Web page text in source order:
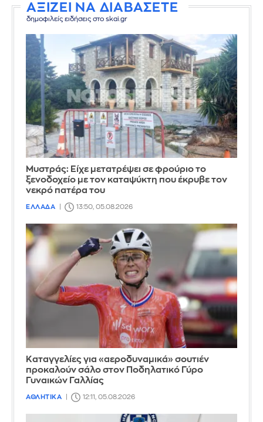
ΑΞΙΖΕΙ ΝΑ ΔΙΑΒΑΣΕΤΕ
δημοφιλείς ειδήσεις στο skai.gr
Mυστράς: Είχε μετατρέψει σε φρούριο το
ξενοδοχείο με τον καταψύκτη που έκρυβε τον
νεκρό πατέρα του
ΕΛΛΑΔΑ 13:50, 05.08.2026
Καταγγελίες για «αεροδυναμικά» σουτιέν
προκαλούν σάλο στον Ποδηλατικό Γύρο
Γυναικών Γαλλίας
ΑΘΛΗΤΙΚΑ 12:11, 05.08.2026